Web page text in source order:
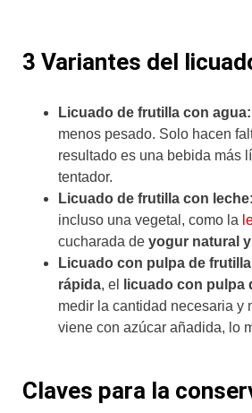
3 Variantes del
Licuado de frutilla con agua:
menos pesado. Solo hacen
resultado es una bebida más
tentador.
Licuado de frutilla con leche:
incluso una vegetal, como la
cucharada de yogur natural
Licuado con pulpa de
rápida, el licuado con pulpa
medir la cantidad necesaria y
viene con azúcar añadida, lo
Claves para la